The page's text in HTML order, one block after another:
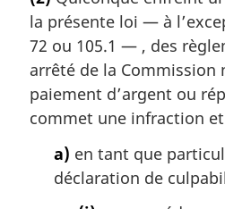
t
e
m
a
g
i
la présente loi — à
72 ou 105.1 — , des
arrêté de la Commission
paiement d’argent ou
commet une infraction
a) en tant que
déclaration de